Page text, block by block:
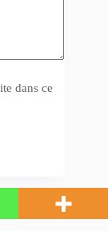
dans ce